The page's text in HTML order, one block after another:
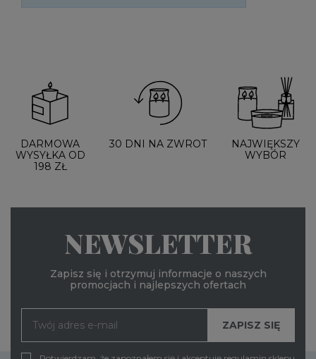
DARMOWA
WYSYŁKA OD
198 ZŁ
30 DNI NA ZWROT
NAJWIĘKSZY
WYBÓR
NEWSLETTER
Zapisz się i otrzymuj informacje o naszych
promocjach i najlepszych ofertach